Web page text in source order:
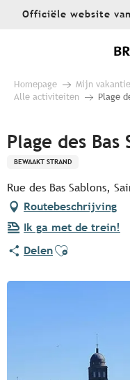
AllerOfficiële website
Homepage Mijn
Alle activiteiten
Plage
Plage des Bas
BEWAAKT STRAND
Rue des Bas Sablons,
Routebeschrijving
Ik ga met de trein!
DelenAjouter aux